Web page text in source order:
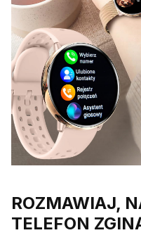
ROZMAWIAJ,
TELEFON